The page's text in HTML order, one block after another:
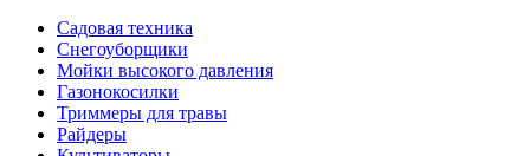
Садовая техника
Снегоуборщики
Мойки высокого давления
Газонокосилки
Триммеры для травы
Райдеры